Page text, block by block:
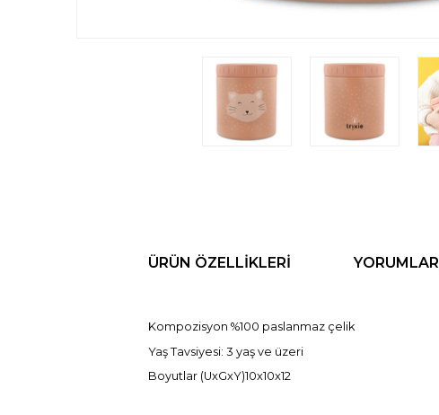
ÜRÜN ÖZELLIKLERI YORUMLAR
Kompozisyon %100 paslanmaz çelik
Yaş Tavsiyesi: 3 yaş ve üzeri
Boyutlar (UxGxY)10x10x12